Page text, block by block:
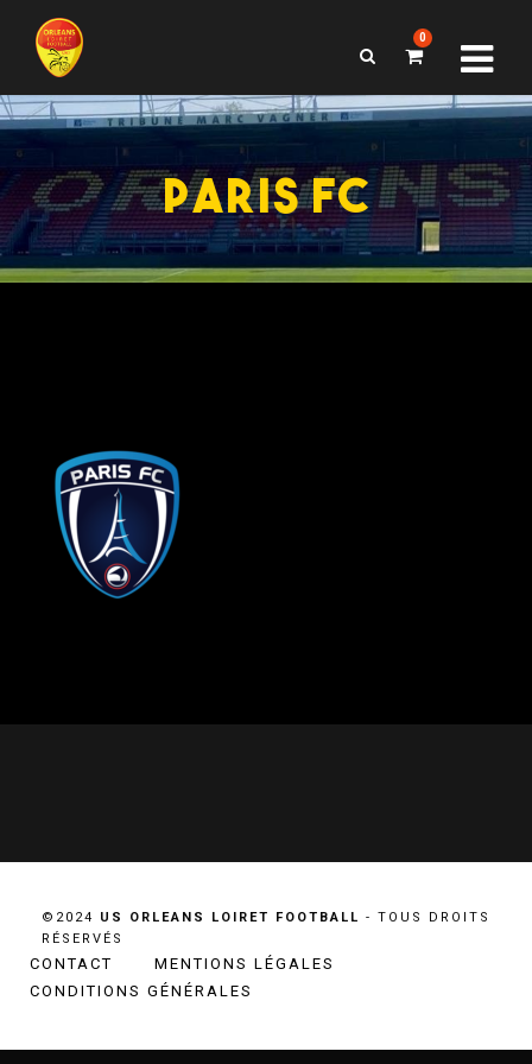
0
PARIS FC
©2024 US ORLEANS LOIRET FOOTBALL - TOUS DROITS
RÉSERVÉS
CONTACT
MENTIONS LÉGALES
CONDITIONS GÉNÉRALES